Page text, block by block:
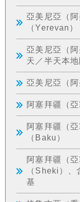
亞美尼亞（
（Yerevan）
亞美尼亞（
天／半天本地
亞美尼亞（
阿塞拜疆（
阿塞拜疆（
（Baku）
阿塞拜疆（
（Sheki）
基